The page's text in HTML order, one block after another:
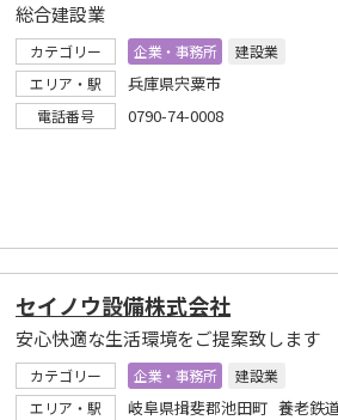
総合建設業
カテゴリー 企業・事務所
建設業
エリア・駅
兵庫県宍粟市
電話番号 0790-74-0008
セイノウ設備株式会社
安心快適な生活環境をご提案致します
カテゴリー 企業・事務所
建設業
エリア・駅
岐阜県揖斐郡池田町 養老鉄